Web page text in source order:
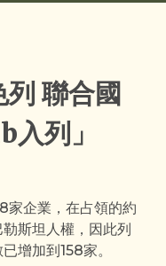
聯合國
列」
家企業，在占領的約
斯坦人權，因此列
增加到158家。